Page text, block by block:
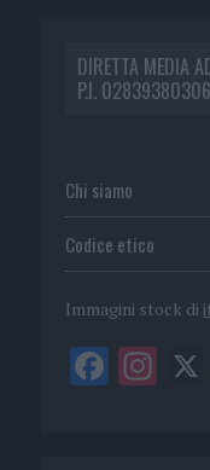
DIRETTA MEDIA
P.I. 02839380306
Chi siamo
Codice etico
Immagini stock di